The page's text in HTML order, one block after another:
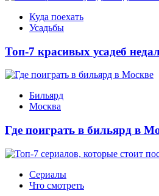
Куда поехать
Усадьбы
Топ-7 красивых усадеб
Бильярд
Москва
Где поиграть в бильярд в
Сериалы
Что смотреть